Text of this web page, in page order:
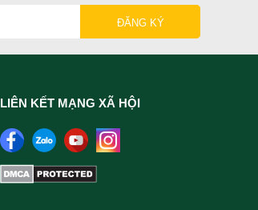
LIÊN KẾT MẠNG XÃ HỘI